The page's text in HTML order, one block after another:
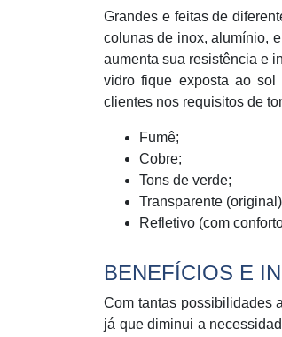
Grandes e feitas de
colunas de inox, alumínio,
aumenta sua resistência e
vidro fique exposta ao sol
clientes nos requisitos de
Fumê;
Cobre;
Tons de verde;
Transparente
Refletivo (com
BENEFÍCIOS E
Com tantas possibilidades
já que diminui a